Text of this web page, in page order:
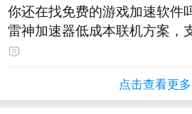
你还在找免费的游戏加速软件
雷神加速器低成本联机方案，
免费试用
点击查看更多